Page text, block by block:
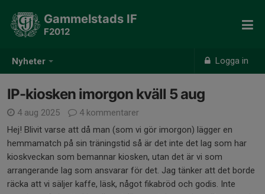
Nyheter Logga in
Gammelstads IF
F2012
IP-kiosken imorgon kväll 5 aug
4 aug 2025
4 kommentarer
Hej! Blivit varse att då man (som vi gör imorgon) lägger en
hemmamatch på sin träningstid så är det inte det lag som har
kioskveckan som bemannar kiosken, utan det är vi som
arrangerande lag som ansvarar för det. Jag tänker att det borde
räcka att vi säljer kaffe, läsk, något fikabröd och godis. Inte